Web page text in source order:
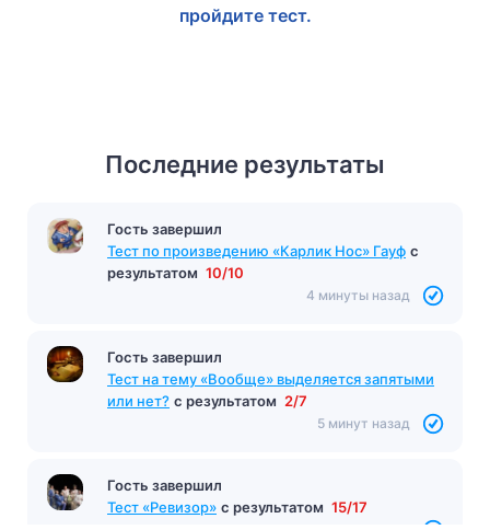
пройдите тест.
Последние результаты
Гость завершил
Тест по произведению «Карлик Нос» Гауф с
результатом 10/10
4 минуты назад
Гость завершил
Тест на тему «Вообще» выделяется запятыми
или нет? с результатом 2/7
5 минут назад
Гость завершил
Тест «Ревизор» с результатом 15/17